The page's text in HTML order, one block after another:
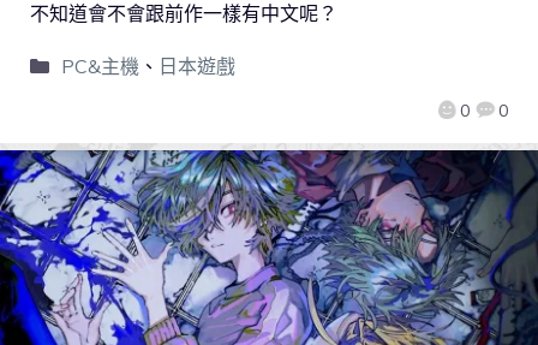
0 0
不知道會不會跟前作一樣有中文呢？
PC&主機、 日本遊戲